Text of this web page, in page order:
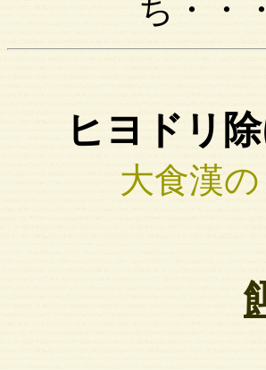
ち・・
ヒヨドリ
大食漢